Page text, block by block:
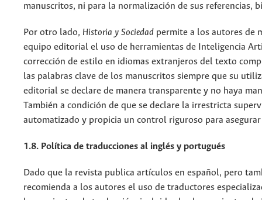
manuscritos, ni para la normalización de sus referencias,
Por otro lado, Historia y Sociedad permite a los autores de
equipo editorial el uso de herramientas de Inteligencia
corrección de estilo en idiomas extranjeros del texto
las palabras clave de los manuscritos siempre que su
editorial se declare de manera transparente y no haya
También a condición de que se declare la irrestricta
automatizado y propicia un control riguroso para
1.8. Política de traducciones al inglés y portugués
Dado que la revista publica artículos en español, pero
recomienda a los autores el uso de traductores